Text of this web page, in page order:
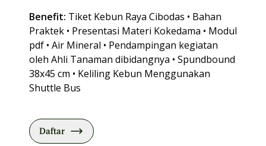
Benefit: Tiket Kebun Raya Cibodas • Bahan
Praktek • Presentasi Materi Kokedama • Modul
pdf • Air Mineral • Pendampingan kegiatan
oleh Ahli Tanaman dibidangnya • Spundbound
38x45 cm • Keliling Kebun Menggunakan
Shuttle Bus
Daftar